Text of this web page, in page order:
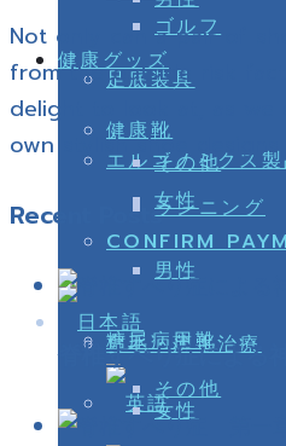
足底装具
エルゴノミクス
CONFIRM
その他
育毛・薄毛治療
ゴルフ
ランニング
その他
健康グッズ
健康靴
女性
男性
糖尿病用靴
女性
Not only can a pair of
from the outside risk
delight to look at, as we
own stylish shoe designs
Recent Posts
脊椎すべり症によ